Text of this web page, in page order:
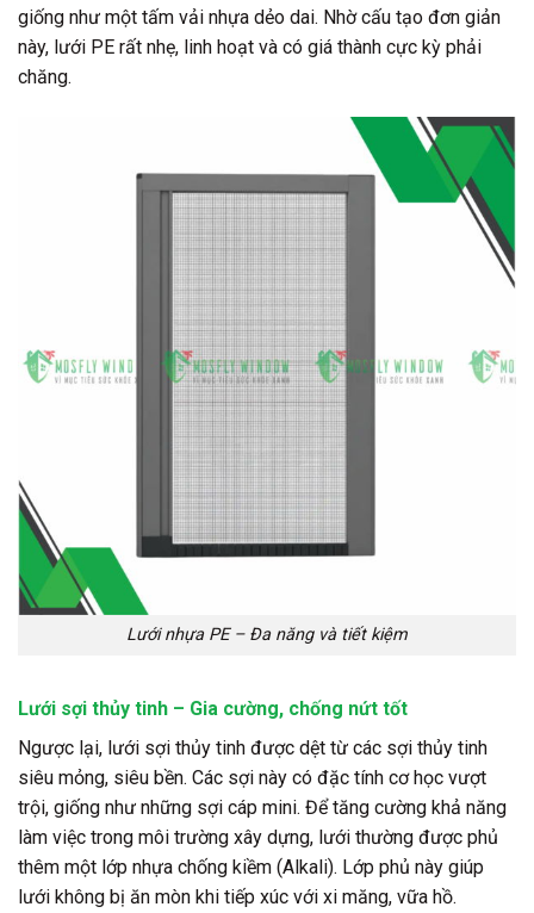
giống như một tấm vải nhựa dẻo dai. Nhờ cấu tạo đơn giản
này, lưới PE rất nhẹ, linh hoạt và có giá thành cực kỳ phải
chăng.
Lưới nhựa PE – Đa năng và tiết kiệm
Lưới sợi thủy tinh – Gia cường, chống nứt tốt
Ngược lại, lưới sợi thủy tinh được dệt từ các sợi thủy tinh
siêu mỏng, siêu bền. Các sợi này có đặc tính cơ học vượt
trội, giống như những sợi cáp mini. Để tăng cường khả năng
làm việc trong môi trường xây dựng, lưới thường được phủ
thêm một lớp nhựa chống kiềm (Alkali). Lớp phủ này giúp
lưới không bị ăn mòn khi tiếp xúc với xi măng, vữa hồ.